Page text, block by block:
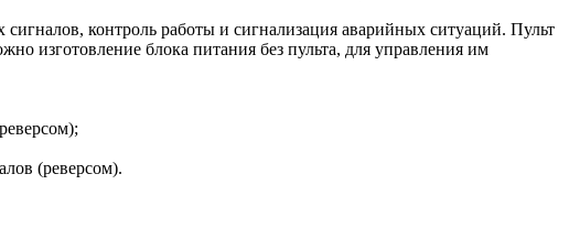
контроль работы и сигнализация аварийных ситуаций. Пульт
изготовление блока питания без пульта, для управления им
(реверсом).